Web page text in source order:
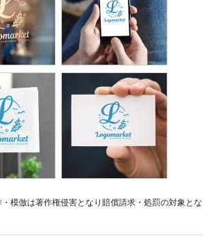
模倣は著作権侵害となり賠償請求・処罰の対象とな